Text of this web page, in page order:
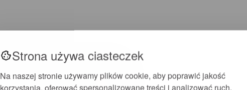
Strona używa ciasteczek
Na naszej stronie używamy plików cookie, aby poprawić jakość
korzystania, oferować spersonalizowane treści i analizować ruch.